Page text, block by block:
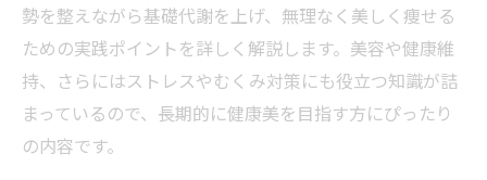
勢を整えながら基礎代謝を上げ、無理なく美しく痩せる
ための実践ポイントを詳しく解説します。美容や健康維
持、さらにはストレスやむくみ対策にも役立つ知識が詰
まっているので、長期的に健康美を目指す方にぴったり
の内容です。